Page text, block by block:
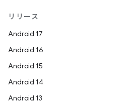
リリース
Android 17
Android 16
Android 15
Android 14
Android 13